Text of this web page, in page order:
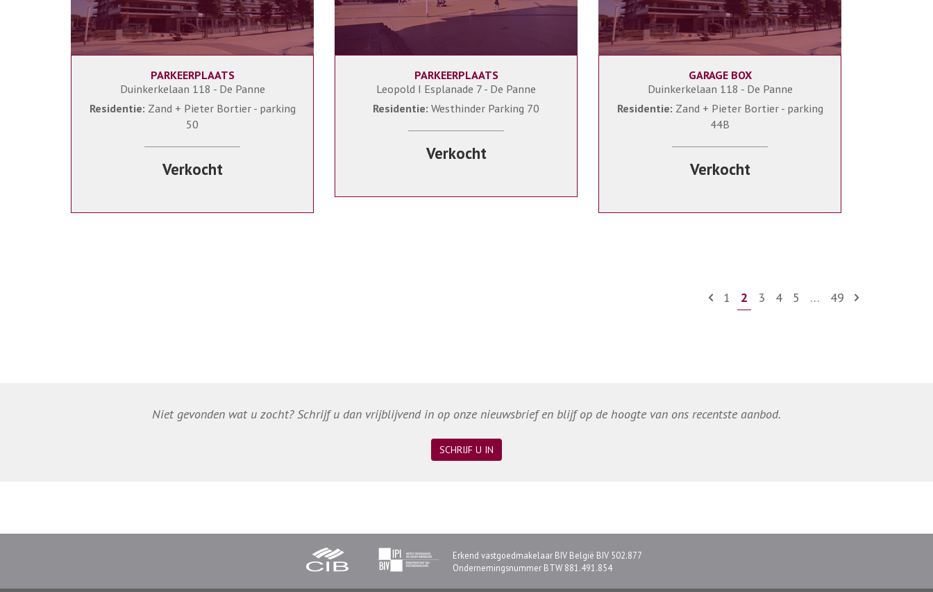
PARKEERPLAATS
Duinkerkelaan 118 - De Panne
Residentie: Zand + Pieter Bortier - parking
50
Verkocht
1
PARKEERPLAATS
Leopold I Esplanade 7 - De Panne
Residentie: Westhinder Parking 70
Verkocht
GARAGE BOX
Duinkerkelaan 118 - De Panne
Residentie: Zand + Pieter Bortier - parking
44B
Verkocht
1 2 3 4 5 … 49
Niet gevonden wat u zocht? Schrijf u dan vrijblijvend in op onze nieuwsbrief en blijf op de hoogte van ons recentste aanbod.
SCHRIJF U IN
Erkend vastgoedmakelaar BIV België BIV 502.877
Ondernemingsnummer BTW 881.491.854